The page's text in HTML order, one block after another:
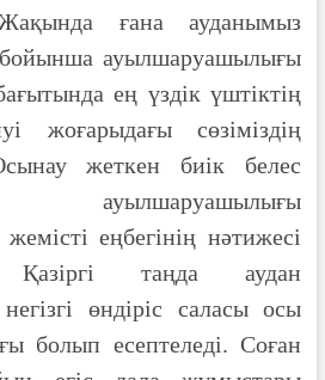
ғана ауданымыз
ауылшаруашылығы
ең үздік үштіктің
жоғарыдағы сөзіміздің
жеткен биік белес
еңбегінің нәтижесі
таңда аудан
өндіріс саласы осы
болып есептеледі. Соған